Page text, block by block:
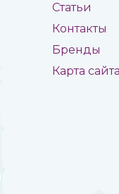
Статьи
Контакты
Бренды
Карта сайта